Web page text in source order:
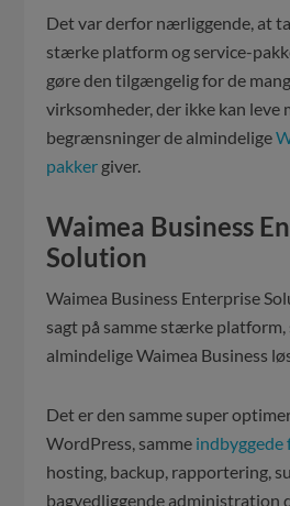
Det var derfor nærliggende, at
stærke platform og service-
gøre den tilgængelig for de
virksomheder, der ikke kan leve
begrænsninger de almindelige
pakker giver.
Waimea Business
Solution
Waimea Business Enterprise
sagt på samme stærke platform,
almindelige Waimea Business
Det er den samme super
WordPress, samme indbyggede
hosting, backup, rapportering,
bagvedliggende administration